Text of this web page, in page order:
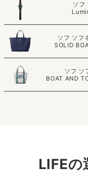
ソフ
ソフ ソフ
SOLID
ソフ ソ
BOAT AND
LIFEの